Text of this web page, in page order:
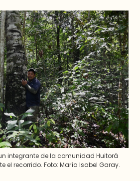
integrante de la comunidad Huitorá
el recorrido. Foto: María Isabel Garay.